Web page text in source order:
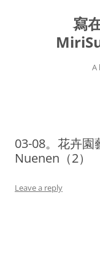
寫
A
03-08。花卉
Nuenen（2）
Leave a reply